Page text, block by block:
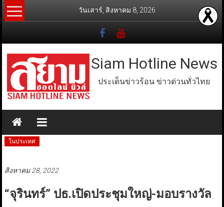
Skip
to
วันเสาร์, สิงหาคม 8, 2026
Siam Hotline News
ประเด็นข่าวร้อน ข่าวด่วนทั่วไทย
ในประเทศ
สิงหาคม 28, 2022
“จุรินทร์” ปธ.เปิดประชุมใหญ่-มอบรางวัล